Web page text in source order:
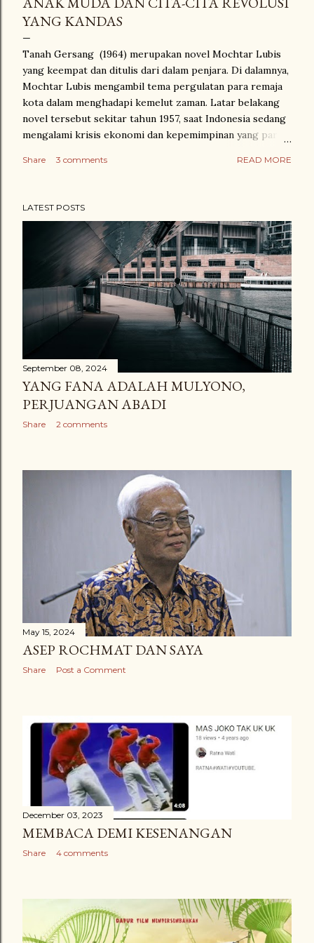
YANG KANDAS
Tanah Gersang (1964) merupakan novel Mochtar Lubis
yang keempat dan ditulis dari dalam penjara. Di dalamnya,
Mochtar Lubis mengambil tema pergulatan para remaja
kota dalam menghadapi kemelut zaman. Latar belakang
novel tersebut sekitar tahun 1957, saat Indonesia sedang
mengalami krisis ekonomi dan kepemimpinan yang parah.
masa Demokrasi Liberal (1950-1957) ke masa Demokrasi
Benteng yang memberikan lisensi khusus untuk
pengusaha Indonesia yang ingin impor barang,
cenderung hanya berhasil dalam jangka pendek. Sistem
ekonomi kemudian berganti lagi pada masa Demokrasi
Terpimpin menjadi bercorak etatisme. Alias, negara
menjadi satu-satunya pihak yang mengatur,
mengendalikan, dan menguasai tidak hanya sistem
ekonomi, tetapi juga sosial dan politik. Segala kekacauan
pada ...
Share 3 comments READ MORE
LATEST POSTS
September 08, 2024
YANG FANA ADALAH MULYONO,
PERJUANGAN ABADI
Share 2 comments
May 15, 2024
ASEP ROCHMAT DAN SAYA
Share Post a Comment
December 03, 2023
MEMBACA DEMI KESENANGAN
Share 4 comments